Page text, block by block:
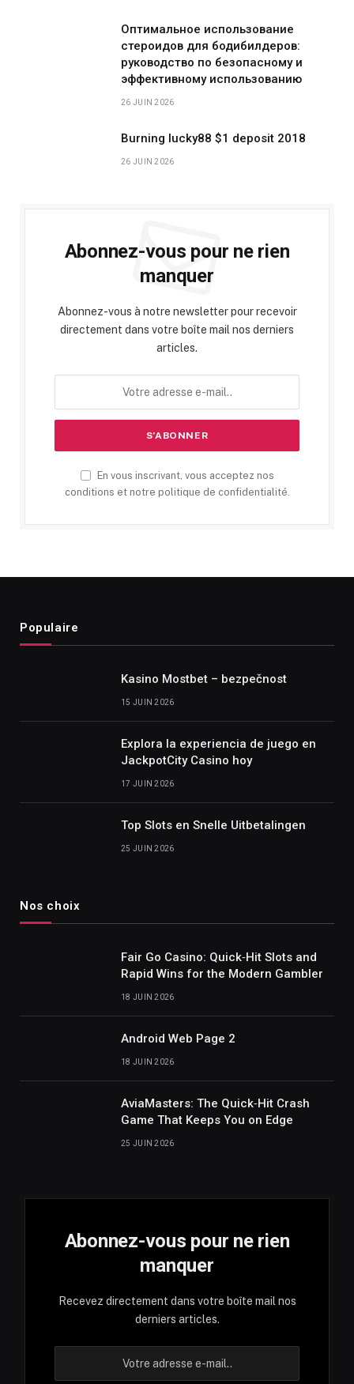
Оптимальное использование
стероидов для бодибилдеров:
руководство по безопасному и
эффективному использованию
26 JUIN 2026
Burning lucky88 $1 deposit 2018
26 JUIN 2026
Abonnez-vous pour ne rien
manquer
Abonnez-vous à notre newsletter pour recevoir
directement dans votre boîte mail nos derniers
articles.
En vous inscrivant, vous acceptez nos
conditions et notre politique de confidentialité.
Populaire
Kasino Mostbet – bezpečnost
15 JUIN 2026
Explora la experiencia de juego en
JackpotCity Casino hoy
17 JUIN 2026
Top Slots en Snelle Uitbetalingen
25 JUIN 2026
Nos choix
Fair Go Casino: Quick‑Hit Slots and
Rapid Wins for the Modern Gambler
18 JUIN 2026
Android Web Page 2
18 JUIN 2026
AviaMasters: The Quick‑Hit Crash
Game That Keeps You on Edge
25 JUIN 2026
Abonnez-vous pour ne rien
manquer
Recevez directement dans votre boîte mail nos
derniers articles.